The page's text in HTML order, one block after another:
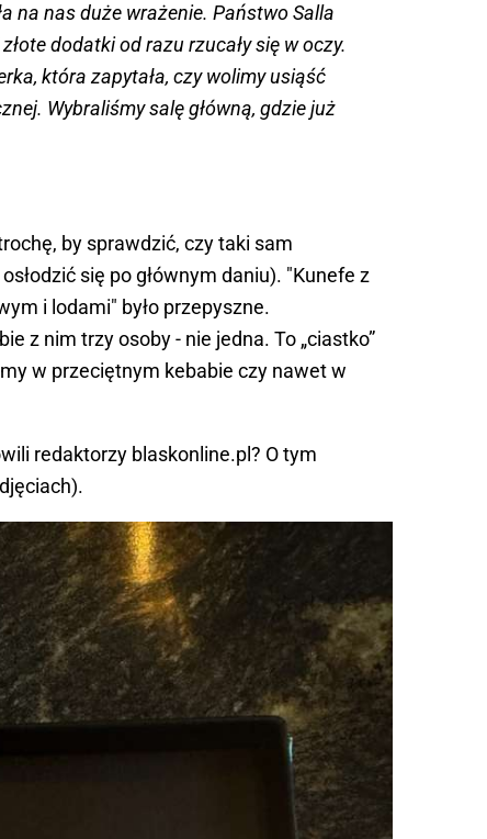
na nas duże wrażenie. Państwo Salla
dodatki od razu rzucały się w oczy.
która zapytała, czy wolimy usiąść
Wybraliśmy salę główną, gdzie już
by sprawdzić, czy taki sam
się po głównym daniu). "Kunefe z
i lodami" było przepyszne.
z nim trzy osoby - nie jedna. To „ciastko”
w przeciętnym kebabie czy nawet w
redaktorzy blaskonline.pl? O tym